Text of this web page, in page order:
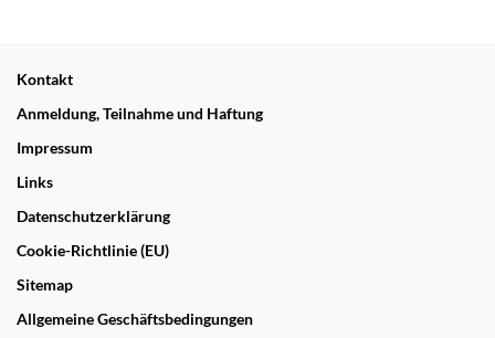
Kontakt
Anmeldung, Teilnahme und Haftung
Impressum
Links
Datenschutzerklärung
Cookie-Richtlinie (EU)
Sitemap
Allgemeine Geschäftsbedingungen